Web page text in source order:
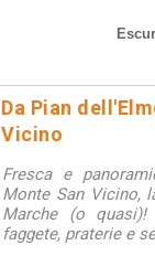
Da Pian
Vicino
Fresca e
Monte San Vicino,
Marche (o quasi)!
faggete, praterie e